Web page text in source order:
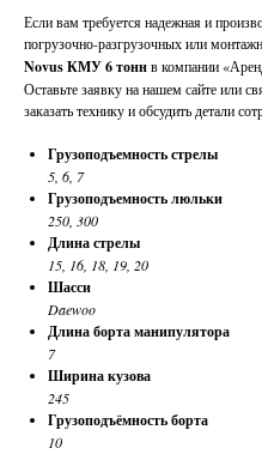
Если вам требуется надежная и
погрузочно-разгрузочных или
Novus КМУ 6 тоннв компании
Оставьте заявку на нашем сайте или
заказать технику и обсудить детали
Грузоподъемность стрелы
5, 6, 7
Грузоподъемность люльки
250, 300
Длина стрелы
15, 16, 18, 19, 20
Шасси
Daewoo
Длина борта манипулятора
7
Ширина кузова
245
Грузоподъёмность борта
10